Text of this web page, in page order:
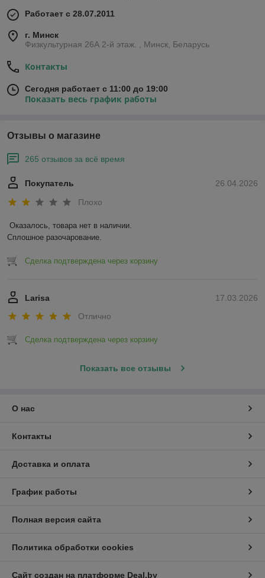
Работает с 28.07.2011
г. Минск
Физкультурная 26А 2-й этаж. , Минск, Беларусь
Контакты
Сегодня работает с 11:00 до 19:00
Показать весь график работы
Отзывы о магазине
265 отзывов за всё время
26.04.2026
Покупатель
Плохо
Оказалось, товара нет в наличии.
Сплошное разочарование.
Сделка подтверждена через корзину
17.03.2026
Larisa
Отлично
Сделка подтверждена через корзину
Показать все отзывы
О нас
Контакты
Доставка и оплата
График работы
Полная версия сайта
Политика обработки cookies
Сайт создан на платформе Deal.by